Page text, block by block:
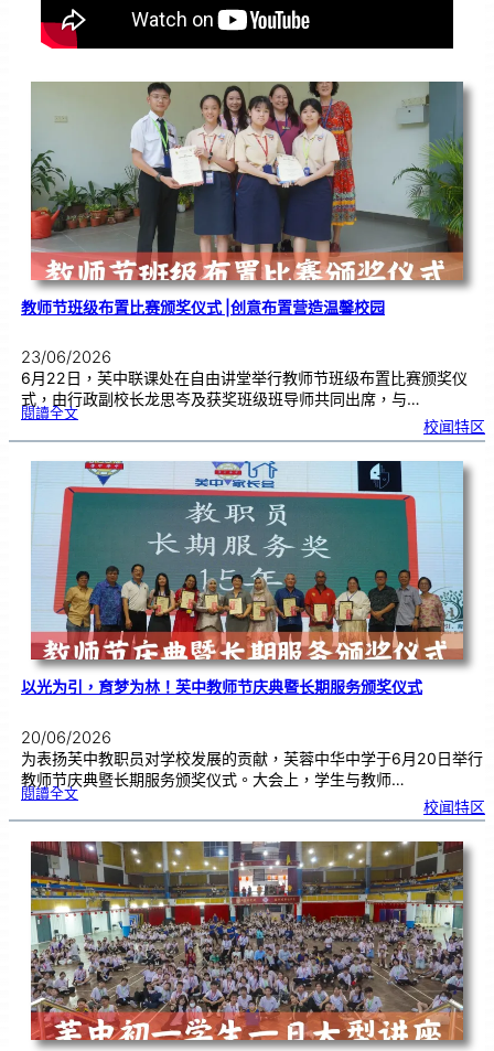
教师节班级布置比赛颁奖仪式 |创意布置营造温馨校园
23/06/2026
6月22日，芙中联课处在自由讲堂举行教师节班级布置比赛颁奖仪
式，由行政副校长龙思岑及获奖班级班导师共同出席，与…
閱讀全文:教
班
布
置
比
颁
奖
温
馨
校
园
校闻特区
以光为引，育梦为林！芙中教师节庆典暨长期服务颁奖仪式
20/06/2026
为表扬芙中教职员对学校发展的贡献，芙蓉中华中学于6月20日举行
教师节庆典暨长期服务颁奖仪式。大会上，学生与教师…
閱讀全文:以
引
育
梦
为
林
芙
中
教
师
节
庆
典
暨
长
期
服
务
颁
奖
仪
式
校闻特区